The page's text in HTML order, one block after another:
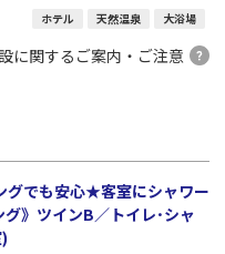
ホテル 天然温泉 大浴場
に関するご案内・ご注意
グでも安心★客室にシャワー
》ツインB／トイレ･シャ